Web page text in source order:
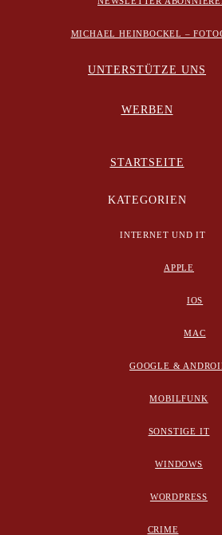
MICHAEL HEINBOCKEL –
UNTERSTÜTZE UNS
WERBEN
STARTSEITE
KATEGORIEN
INTERNET UND IT
APPLE
IOS
MAC
GOOGLE &
MOBILFUNK
SONSTIGE IT
WINDOWS
WORDPRESS
CRIME